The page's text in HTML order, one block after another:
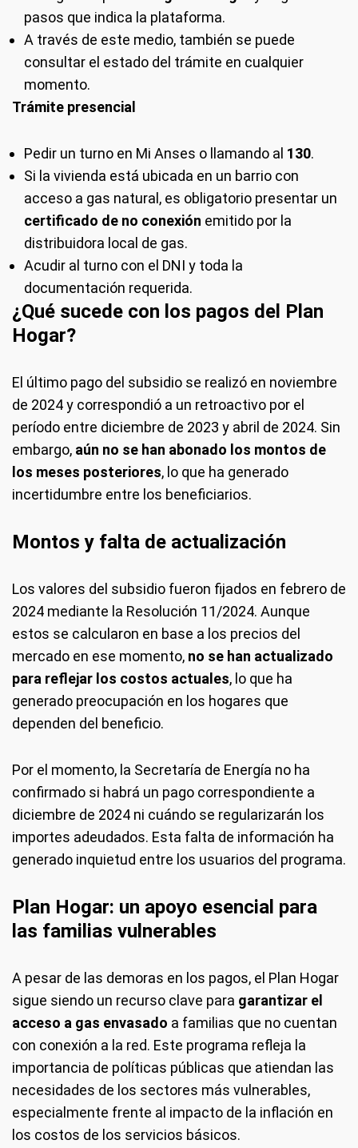
pasos que indica la plataforma.
A través de este medio, también se puede
consultar el estado del trámite en cualquier
momento.
Trámite presencial
Pedir un turno en Mi Anses o llamando al 130.
Si la vivienda está ubicada en un barrio con
acceso a gas natural, es obligatorio presentar un
certificado de no conexión emitido por la
distribuidora local de gas.
Acudir al turno con el DNI y toda la
documentación requerida.
¿Qué sucede con los pagos del Plan
Hogar?
El último pago del subsidio se realizó en noviembre
de 2024 y correspondió a un retroactivo por el
período entre diciembre de 2023 y abril de 2024. Sin
embargo, aún no se han abonado los montos de
los meses posteriores, lo que ha generado
incertidumbre entre los beneficiarios.
Montos y falta de actualización
Los valores del subsidio fueron fijados en febrero de
2024 mediante la Resolución 11/2024. Aunque
estos se calcularon en base a los precios del
mercado en ese momento, no se han actualizado
para reflejar los costos actuales, lo que ha
generado preocupación en los hogares que
dependen del beneficio.
Por el momento, la Secretaría de Energía no ha
confirmado si habrá un pago correspondiente a
diciembre de 2024 ni cuándo se regularizarán los
importes adeudados. Esta falta de información ha
generado inquietud entre los usuarios del programa.
Plan Hogar: un apoyo esencial para
las familias vulnerables
A pesar de las demoras en los pagos, el Plan Hogar
sigue siendo un recurso clave para garantizar el
acceso a gas envasado a familias que no cuentan
con conexión a la red. Este programa refleja la
importancia de políticas públicas que atiendan las
necesidades de los sectores más vulnerables,
especialmente frente al impacto de la inflación en
los costos de los servicios básicos.